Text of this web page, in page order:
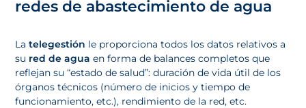
redes de abastecimiento de agua
Latelegestión le proporciona todos los datos relativos a
su red de agua en forma de balances completos que
reflejan su “estado de salud”: duración de vida útil de los
órganos técnicos (número de inicios y tiempo de
funcionamiento, etc.), rendimiento de la red, etc.